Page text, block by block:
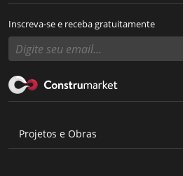
Inscreva-se e receba gratuitamente
Projetos e Obras